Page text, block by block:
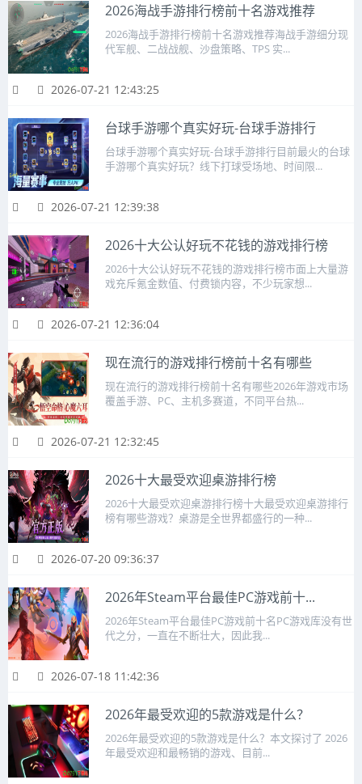
2026海战手游排行榜前十名游戏推荐
2026海战手游排行榜前十名游戏推荐海战手游细分现
代军舰、二战战舰、沙盘策略、TPS 实...
2026-07-21 12:43:25
台球手游哪个真实好玩-台球手游排行
台球手游哪个真实好玩-台球手游排行目前最火的台球
手游哪个真实好玩？线下打球受场地、时间限...
2026-07-21 12:39:38
2026十大公认好玩不花钱的游戏排行榜
2026十大公认好玩不花钱的游戏排行榜市面上大量游
戏充斥氪金数值、付费锁内容，不少玩家想...
2026-07-21 12:36:04
现在流行的游戏排行榜前十名有哪些
现在流行的游戏排行榜前十名有哪些2026年游戏市场
覆盖手游、PC、主机多赛道，不同平台热...
2026-07-21 12:32:45
2026十大最受欢迎桌游排行榜
2026十大最受欢迎桌游排行榜十大最受欢迎桌游排行
榜有哪些游戏？桌游是全世界都盛行的一种...
2026-07-20 09:36:37
2026年Steam平台最佳PC游戏前十...
2026年Steam平台最佳PC游戏前十名PC游戏库没有世
代之分，一直在不断壮大，因此我...
2026-07-18 11:42:36
2026年最受欢迎的5款游戏是什么？
2026年最受欢迎的5款游戏是什么？本文探讨了 2026
年最受欢迎和最畅销的游戏、目前...